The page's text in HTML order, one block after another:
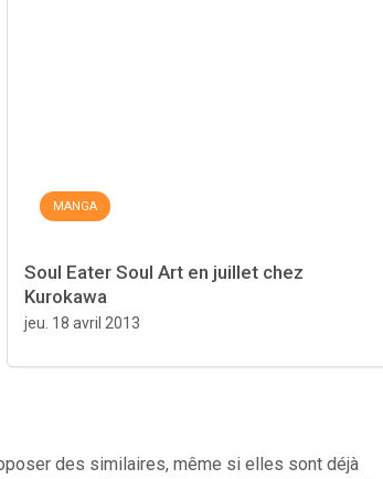
MANGA
Soul Eater Soul Art en juillet chez
Kurokawa
jeu. 18 avril 2013
des similaires, même si elles sont déjà